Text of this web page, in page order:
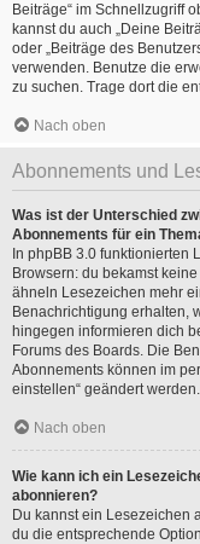
Beiträge“ im Schnellzugriff
kannst du auch „Deine
oder „Beiträge des
verwenden. Benutze die
zu suchen. Trage dort die
Nach oben
Abonnements und
Was ist der Unterschied
Abonnements für ein
In phpBB 3.0 funktionierten
Browsern: du bekamst
ähneln Lesezeichen mehr
Benachrichtigung erhalten,
hingegen informieren dich
Forums des Boards. Die
Abonnements können im
einstellen“ geändert werden.
Nach oben
Wie kann ich ein
abonnieren?
Du kannst ein Lesezeichen
du die entsprechende